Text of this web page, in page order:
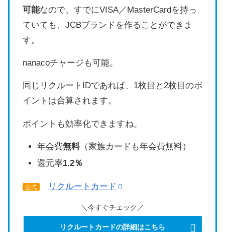
可能なので、すでにVISA／MasterCardを持っ
ていても、JCBブランドを作ることができま
す。
nanacoチャージも可能。
同じリクルートIDであれば、1枚目と2枚目のポ
イントは合算されます。
ポイントも効率化できますね。
年会費無料（家族カードも年会費無料）
還元率1.2％
公式 リクルートカード
＼今すぐチェック／
リクルートカードの詳細はこちら